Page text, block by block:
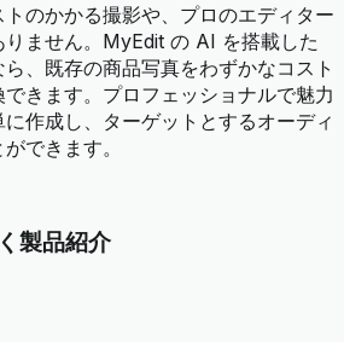
のかかる撮影や、プロのエディター
ません。MyEdit の AI を搭載した
、既存の商品写真をわずかなコスト
きます。プロフェッショナルで魅力
作成し、ターゲットとするオーディ
できます。
製品紹介